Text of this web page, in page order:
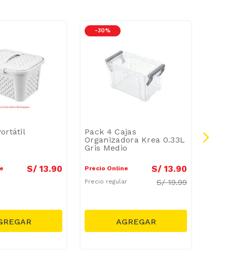
S/ 13.90
-30 %
Pack 4 Cajas
Organizadora Krea 0.33L
Gris Medio
Precio Online S/ 13.90
Precio regular S/19.99